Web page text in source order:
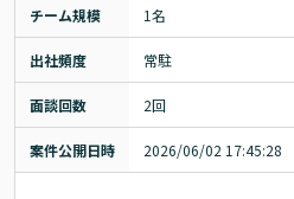
チーム規模 1名
出社頻度 常駐
面談回数 2回
案件公開日時 2026/06/02 17:45:28